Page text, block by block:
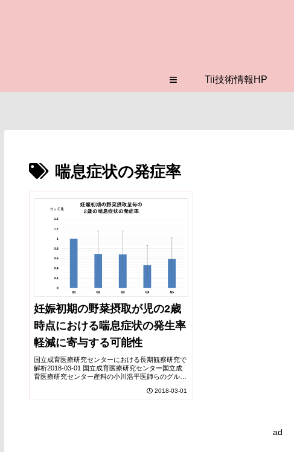
≡ Tii技術情報HP
喘息症状の発症率
妊娠初期の野菜摂取が児の2歳
時点における喘息症状の発生率
軽減に寄与する可能性
国立成育医療研究センターにおける長期観察研究で
解析2018-03-01 国立成育医療研究センター国立成
育医療研究センター産科の小川浩平医師らのグルー
が出生後、2歳になったときの喘息症状(喘鳴)の...
2018-03-01
ad